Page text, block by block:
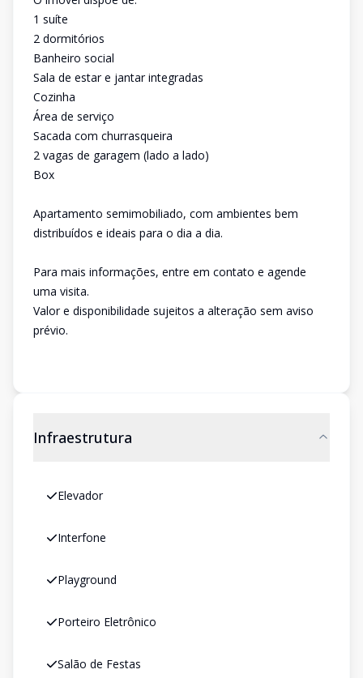
1 suíte
2 dormitórios
Banheiro social
Sala de estar e jantar integradas
Cozinha
Área de serviço
Sacada com churrasqueira
2 vagas de garagem (lado a lado)
Box
Apartamento semimobiliado, com ambientes bem
distribuídos e ideais para o dia a dia.
Para mais informações, entre em contato e agende
uma visita.
Valor e disponibilidade sujeitos a alteração sem aviso
prévio.
Infraestrutura
Elevador
Interfone
Playground
Porteiro Eletrônico
Salão de Festas